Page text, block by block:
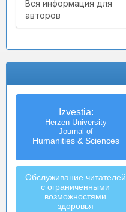
Вся информация для
авторов
Izvestia:
Herzen University
Journal of
Humanities & Sciences
Обслуживание читателей
с ограниченными
возможностями
здоровья